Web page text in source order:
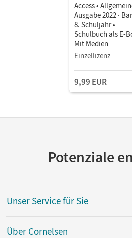
Access •
Ausgabe 2022 ·
8. Schuljahr •
Schulbuch als E-
Mit Medien
Einzellizenz
9,99 EUR
Potenziale
Unser Service für Sie
Über Cornelsen